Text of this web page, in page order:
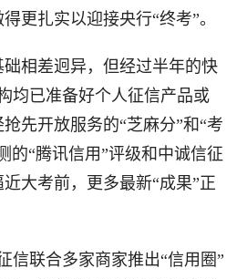
更扎实以迎接央行“终考”。
相差迥异，但经过半年的快
均已准备好个人征信产品或
先开放服务的“芝麻分”和“考
的“腾讯信用”评级和中诚信征
大考前，更多最新“成果”正
联合多家商家推出“信用圈”